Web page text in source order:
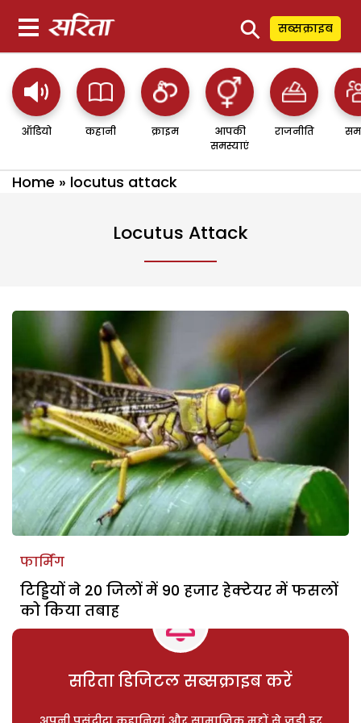
⚲ सब्सक्राइब
ऑडियो कहानी क्राइम
आपकी
समस्याएं
राजनीति
Home » locutus attack
Locutus Attack
फार्मिंग
टिड्डियों ने 20 जिलों में 90 हजार हेक्टेयर में फसलों
को किया तबाह
सरिता डिजिटल सब्सक्राइब करें